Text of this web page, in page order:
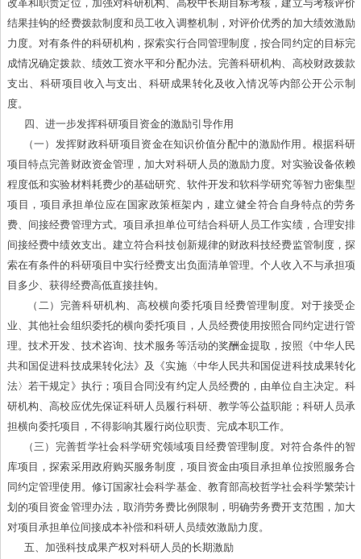
改革和职责定位，加强对科研机构、高校中长期目标考核，建立与考核评价
结果挂钩的经费拨款制度和员工收入调整机制，对评价优秀的加大绩效激励
力度。对有条件的科研机构，探索实行合同管理制度，按合同约定的目标完
成情况确定拨款、绩效工资水平和分配办法。完善科研机构、高校财政拨款
支出、科研项目收入与支出、科研成果转化及收入情况等内部公开公示制
度。
四、进一步发挥科研项目资金的激励引导作用
（一）发挥财政科研项目资金在知识价值分配中的激励作用。根据科研
项目特点完善财政资金管理，加大对科研人员的激励力度。对实验设备依赖
程度低和实验材料耗费少的基础研究、软件开发和软科学研究等智力密集型
项目，项目承担单位应在国家政策框架内，建立健全符合自身特点的劳务
费、间接经费管理方式。项目承担单位可结合科研人员工作实绩，合理安排
间接经费中绩效支出。建立符合科技创新规律的财政科技经费监管制度，探
索在有条件的科研项目中实行经费支出负面清单管理。个人收入不与承担项
目多少、获得经费高低直接挂钩。
（二）完善科研机构、高校横向委托项目经费管理制度。对于接受企
业、其他社会组织委托的横向委托项目，人员经费使用按照合同约定进行管
理。技术开发、技术咨询、技术服务等活动的奖酬金提取，按照《中华人民
共和国促进科技成果转化法》及《实施〈中华人民共和国促进科技成果转化
法〉若干规定》执行；项目合同没有约定人员经费的，由单位自主决定。科
研机构、高校应优先保证科研人员履行科研、教学等公益职能；科研人员承
担横向委托项目，不得影响其履行岗位职责、完成本职工作。
（三）完善哲学社会科学研究领域项目经费管理制度。对符合条件的智
库项目，探索采用政府购买服务制度，项目资金由项目承担单位按照服务合
同约定管理使用。修订国家社会科学基金、教育部高校哲学社会科学繁荣计
划的项目资金管理办法，取消劳务费比例限制，明确劳务费开支范围，加大
对项目承担单位间接成本补偿和科研人员绩效激励力度。
五、加强科技成果产权对科研人员的长期激励